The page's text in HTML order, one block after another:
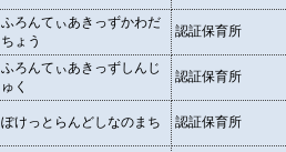
ふろんてぃあきっずかわだ
ちょう
認証保育所
ふろんてぃあきっずしんじ
ゅく
認証保育所
ぽけっとらんどしなのまち 認証保育所